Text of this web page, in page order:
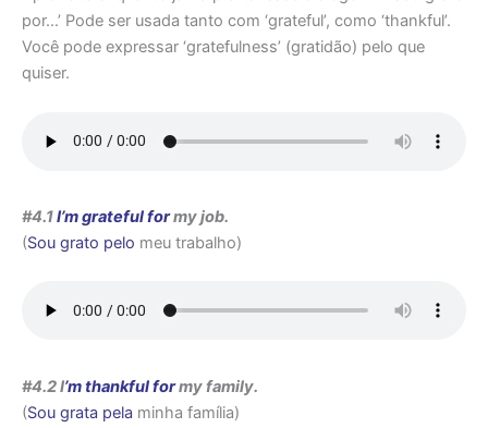
por…’ Pode ser usada tanto com ‘grateful’, como ‘thankful’.
Você pode expressar ‘gratefulness’ (gratidão) pelo que
quiser.
#4.1I’m grateful formy job.
(Sou grato pelo meu trabalho)
#4.2 I’m thankful formy family.
(Sou grata pela minha família)